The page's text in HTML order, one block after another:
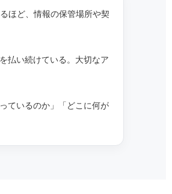
ほど、情報の保管場所や契
払い続けている。大切なア
ているのか」「どこに何が